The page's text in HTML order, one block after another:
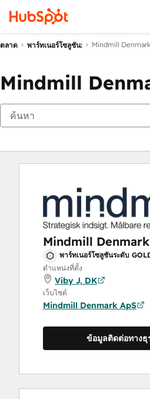
ตลาด พาร์ทเนอร์โซลูชัน: Mindmill
Mindmill
Mindmill
พาร์ทเนอร์โซลูชันระดับ
ตำแหน่งที่ตั้ง
Viby J, DK
เว็บไซต์
Mindmill Denmark ApS
ข้อมูลติดต่อทางธุ